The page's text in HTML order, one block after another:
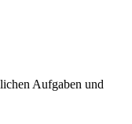
Aufgaben und